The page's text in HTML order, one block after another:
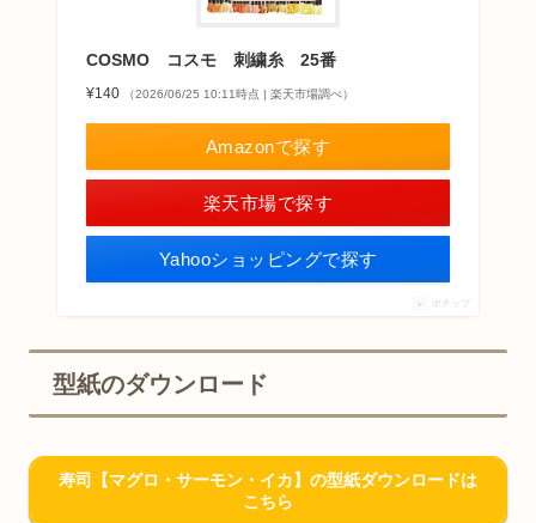
COSMO コスモ 刺繍糸 25番
¥140 （2026/06/25 10:11時点 | 楽天市場調べ）
Amazonで探す
楽天市場で探す
Yahooショッピングで探す
ポチップ
型紙のダウンロード
寿司【マグロ・サーモン・イカ】の型紙ダウンロードは
こちら